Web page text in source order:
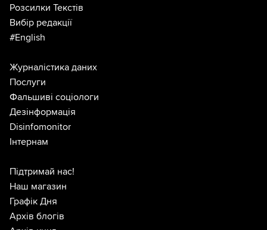
Розсилки Текстів
Вибір редакції
#English
Журналістика даних
Послуги
Фальшиві соціологи
Дезінформація
Disinfomonitor
Інтернам
Підтримай нас!
Наш магазин
Графік Дня
Архів блогів